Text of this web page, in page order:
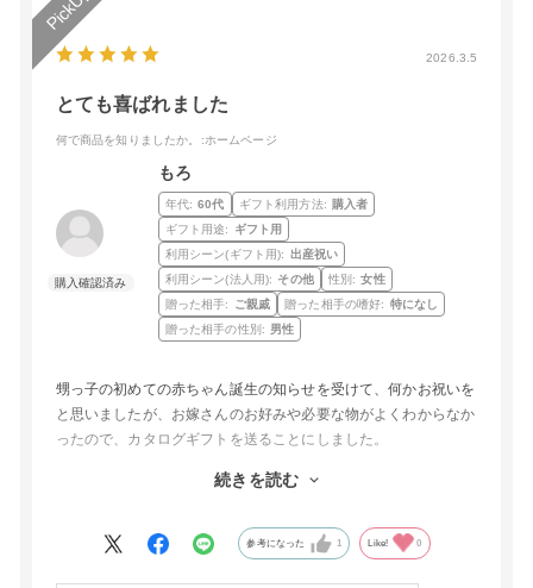
2026.3.5
とても喜ばれました
何で商品を知りましたか。 :ホームページ
もろ
年代: 60代 ギフト利用方法: 購入者
ギフト用途:
ギフト用
利用シーン(ギフト用): 出産祝い
利用シーン(法人用): その他 性別: 女性
贈った相手:
ご親戚 贈った相手の嗜好: 特になし
贈った相手の性別: 男性
甥っ子の初めての赤ちゃん誕生の知らせを受けて、何かお祝いを
と思いましたが、お嫁さんのお好みや必要な物がよくわからなか
ったので、カタログギフトを送ることにしました。
て、こちらの物に決めて送りましたら、3日ほどで届いたとの連
これからも機会がありましたら利用しようと思います。
続きを読む
参考になった 1 Like! 0